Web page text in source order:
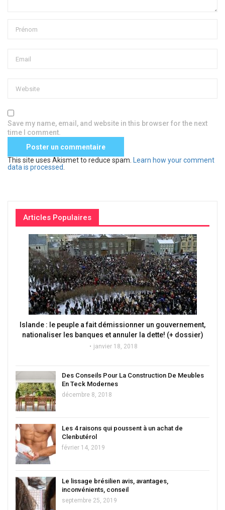
Save my name, email, and website in this browser for the next
time I comment.
This site uses Akismet to reduce spam. Learn how your comment
data is processed.
Articles Populaires
Islande : le peuple a fait démissionner un gouvernement,
nationaliser les banques et annuler la dette! (+ dossier)
janvier 18, 2018
Des Conseils Pour La Construction De Meubles
En Teck Modernes
décembre 8, 2018
Les 4 raisons qui poussent à un achat de
Clenbutérol
février 14, 2019
Le lissage brésilien avis, avantages,
inconvénients, conseil
septembre 25, 2019